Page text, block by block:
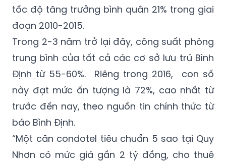
tốc độ tăng trưởng bình quân 21% trong giai
đoạn 2010-2015.
Trong 2-3 năm trở lại đây, công suất phòng
trung bình của tất cả các cơ sở lưu trú Bình
Định từ 55-60%. Riêng trong 2016, con số
này đạt mức ấn tượng là 72%, cao nhất từ
trước đến nay, theo nguồn tin chính thức từ
báo Bình Định.
“Một căn condotel tiêu chuẩn 5 sao tại Quy
Nhơn có mức giá gần 2 tỷ đồng, cho thuê